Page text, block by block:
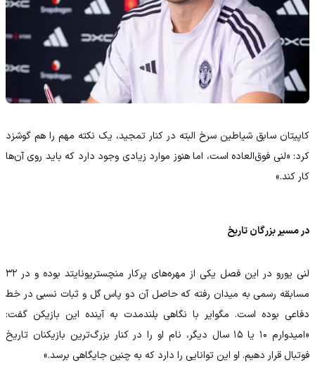
کاپیتان سابق شیاطین سرخ البته در کنار تمجید، یک نکته مهم را هم گوشزد
کرد: «لنی فوق‌العاده‌ است، اما هنوز موارد زیادی وجود دارد که باید روی آن‌ها
کار کند.»
در مسیر بزرگان تاریخ
لنی یورو در این فصل یکی از مهره‌های پرکار منچستریونایتد بوده و در ۳۲
مسابقه رسمی به میدان رفته که حاصل آن دو پاس گل و ثبات نسبی در خط
دفاعی بوده است. مگوایر با نگاهی بلندمدت به آینده این بازیکن گفت:
«امیدوارم ۱۰ یا ۱۵ سال دیگر، نام او را در کنار بزرگ‌ترین بازیکنان تاریخ
فوتبال قرار دهیم. او این توانایی را دارد که به چنین جایگاهی برسد.»